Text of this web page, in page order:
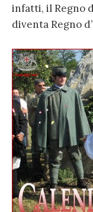
infatti, il Regno
diventa Regno